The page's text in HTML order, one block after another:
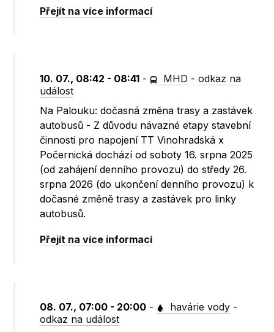
Přejít na více informací
10. 07., 08:42 - 08:41 - MHD -odkaz na
událost
Na Palouku: dočasná změna trasy a zastávek
autobusů - Z důvodu návazné etapy stavební
činnosti pro napojení TT Vinohradská x
Počernická dochází od soboty 16. srpna 2025
(od zahájení denního provozu) do středy 26.
srpna 2026 (do ukončení denního provozu) k
dočasné změně trasy a zastávek pro linky
autobusů.
Přejít na více informací
08. 07., 07:00 - 20:00 - havárie vody -
odkaz na událost